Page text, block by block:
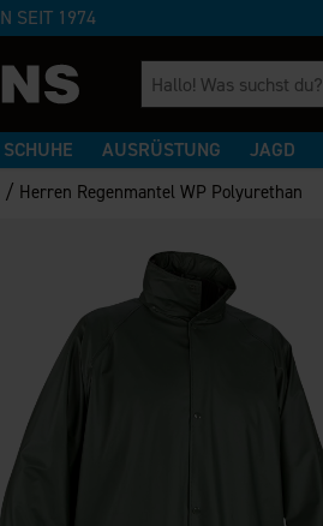
SEIT 1974
SCHUHE AUSRÜSTUNG JAGD
/ Herren Regenmantel WP Polyurethan